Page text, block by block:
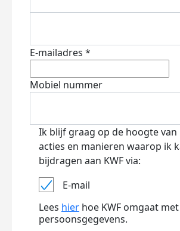
E-mailadres *
Mobiel nummer
Ik blijf graag op de hoogte van
acties en manieren waarop ik
bijdragen aan KWF via:
E-mail
Lees hier hoe KWF omgaat
persoonsgegevens.